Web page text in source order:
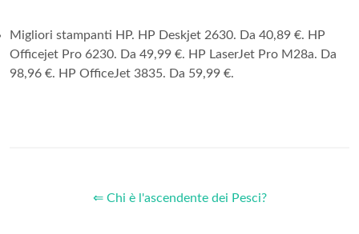
Migliori stampanti HP. HP Deskjet 2630. Da 40,89 €. HP
Officejet Pro 6230. Da 49,99 €. HP LaserJet Pro M28a. Da
98,96 €. HP OfficeJet 3835. Da 59,99 €.
⇐ Chi è l'ascendente dei Pesci?